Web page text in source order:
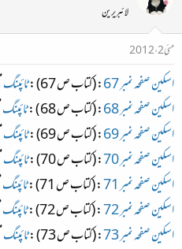
لائبریرین
مئی 2، 2012
اسکین صفحہ نمبر 67 : (کتاب ص 67) : ٹائپنگ
اسکین صفحہ نمبر 68
: (کتاب ص 68 ) : ٹائپنگ
اسکین صفحہ نمبر 69
: (کتاب ص 69) : ٹائپنگ
اسکین صفحہ نمبر 70
: (کتاب ص 70) : ٹائپنگ
اسکین صفحہ نمبر 71
: (کتاب ص 71) : ٹائپنگ
اسکین صفحہ نمبر 72
: (کتاب ص 72) : ٹائپنگ
اسکین صفحہ نمبر 73
: (کتاب ص 73) : ٹائپنگ